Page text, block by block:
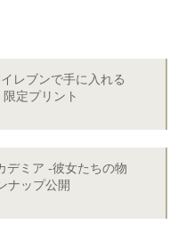
レブンで手に入れる
限定プリント
デミア -彼女たちの物
ナップ公開